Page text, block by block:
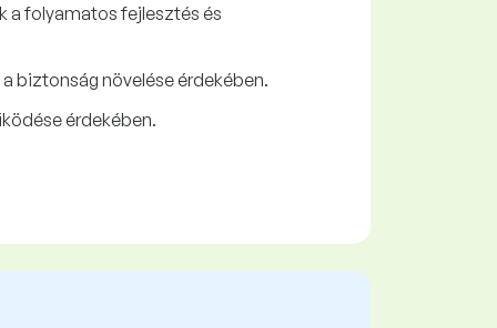
a folyamatos fejlesztés és
biztonság növelése érdekében.
érdekében.